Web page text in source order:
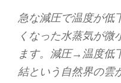
急な減圧で温度が低
くなった水蒸気が微
ます。減圧→温度低
結という自然界の雲